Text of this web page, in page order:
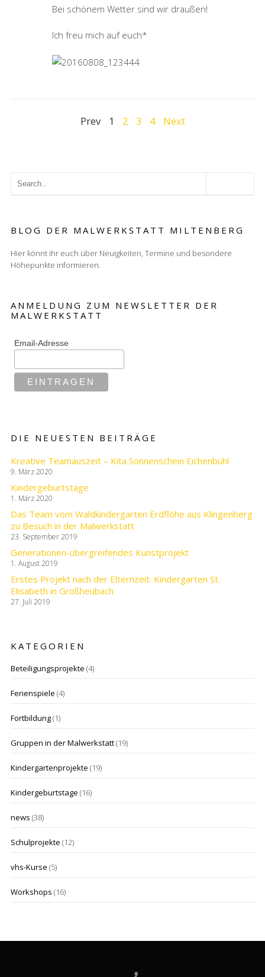
Bei schönem Wetter sind wir draußen!
Ich freu mich auf euch*
Prev 1 2 3 4 Next
BLOG DER MALWERKSTATT MILTENBERG
Hier könnt ihr euch über Neuigkeiten, Termine und besondere
Höhepunkte informieren.
ANMELDUNG ZUM NEWSLETTER DER
MALWERKSTATT
Email-Adresse
DIE NEUESTEN BEITRÄGE
Kreative Teamauszeit – Kita Sonnenschein Eichenbühl
9. März 2020
Kindergeburtstage
1. März 2020
Das Team vom Waldkindergarten Erdflöhe aus Klingenberg
zu Besuch in der Malwerkstatt
23. September 2019
Generationen-übergreifendes Kunstprojekt
1. August 2019
Erstes Projekt nach der Elternzeit: Kindergarten St.
Elisabeth in Großheubach
27. Juli 2019
KATEGORIEN
Beteiligungsprojekte (4)
Ferienspiele (4)
Fortbildung(1)
Gruppen in der Malwerkstatt(19)
Kindergartenprojekte (19)
Kindergeburtstage (16)
news (38)
Schulprojekte (12)
vhs-Kurse (5)
Workshops (16)